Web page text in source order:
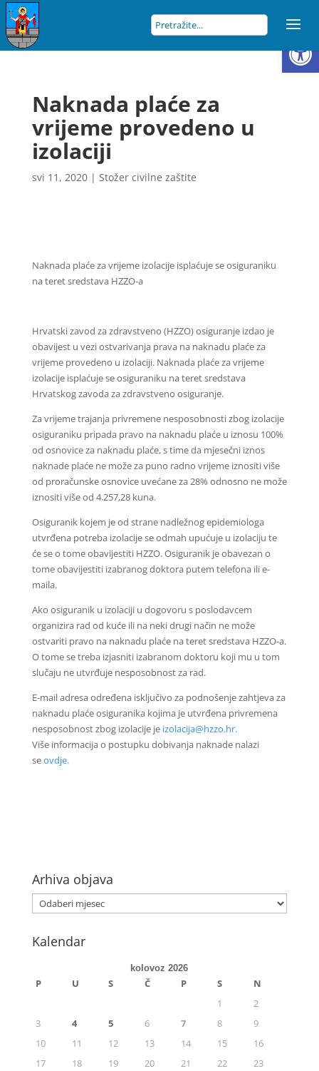
Naknada plaće za
vrijeme provedeno u
izolaciji
svi 11, 2020| Stožer civilne zaštite
Naknada plaće za vrijeme izolacije isplaćuje se osiguraniku
na teret sredstava HZZO-a
Hrvatski zavod za zdravstveno (HZZO) osiguranje izdao je
obavijest u vezi ostvarivanja prava na naknadu plaće za
vrijeme provedeno u izolaciji. Naknada plaće za vrijeme
izolacije isplaćuje se osiguraniku na teret sredstava
Hrvatskog zavoda za zdravstveno osiguranje.
Za vrijeme trajanja privremene nesposobnosti zbog izolacije
osiguraniku pripada pravo na naknadu plaće u iznosu 100%
od osnovice za naknadu plaće, s time da mjesečni iznos
naknade plaće ne može za puno radno vrijeme iznositi više
od proračunske osnovice uvećane za 28% odnosno ne može
iznositi više od 4.257,28 kuna.
Osiguranik kojem je od strane nadležnog epidemiologa
utvrđena potreba izolacije se odmah upućuje u izolaciju te
će se o tome obavijestiti HZZO. Osiguranik je obavezan o
tome obavijestiti izabranog doktora putem telefona ili e-
maila.
Ako osiguranik u izolaciji u dogovoru s poslodavcem
organizira rad od kuće ili na neki drugi način ne može
ostvariti pravo na naknadu plaće na teret sredstava HZZO-a.
O tome se treba izjasniti izabranom doktoru koji mu u tom
slučaju ne utvrđuje nesposobnost za rad.
E-mail adresa određena isključivo za podnošenje zahtjeva za
naknadu plaće osiguranika kojima je utvrđena privremena
nesposobnost zbog izolacije je izolacija@hzzo.hr.
Više informacija o postupku dobivanja naknade nalazi
seovdje.
Arhiva objava
Kalendar
kolovoz 2026
P U S Č P S
N
1
2
3
4 5 6 7 8
9
10
11 12 13 14 15
16
17
18 19 20 21 22
23